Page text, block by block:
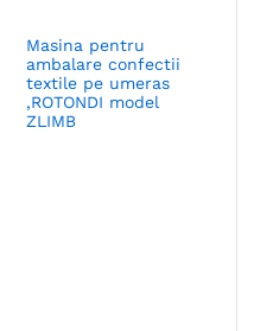
Masina pentru
ambalare confectii
textile pe umeras
,ROTONDI model
ZLIMB